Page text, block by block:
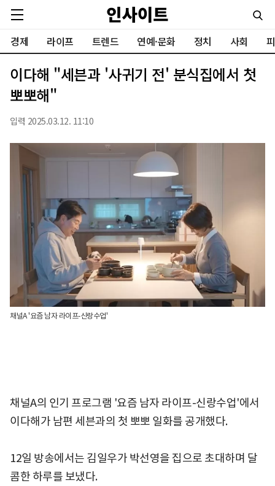
경제 라이프 트렌드 연예·문화 정치 사회
이다해 "세븐과 '사귀기 전' 분식집에서 첫
뽀뽀해"
입력 2025.03.12. 11:10
채널A '요즘 남자 라이프-신랑수업'
채널A의 인기 프로그램 '요즘 남자 라이프-신랑수업'에서
이다해가 남편 세븐과의 첫 뽀뽀 일화를 공개했다.
12일 방송에서는 김일우가 박선영을 집으로 초대하며 달
콤한 하루를 보냈다.